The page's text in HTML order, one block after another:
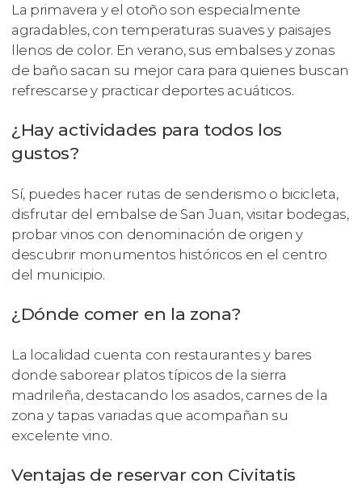
La primavera y el otoño son especialmente
agradables, con temperaturas suaves y paisajes
llenos de color. En verano, sus embalses y zonas
de baño sacan su mejor cara para quienes buscan
refrescarse y practicar deportes acuáticos.
¿Hay actividades para todos los
gustos?
Sí, puedes hacer rutas de senderismo o bicicleta,
disfrutar del embalse de San Juan, visitar bodegas,
probar vinos con denominación de origen y
descubrir monumentos históricos en el centro
del municipio.
¿Dónde comer en la zona?
La localidad cuenta con restaurantes y bares
donde saborear platos típicos de la sierra
madrileña, destacando los asados, carnes de la
zona y tapas variadas que acompañan su
excelente vino.
Ventajas de reservar con Civitatis